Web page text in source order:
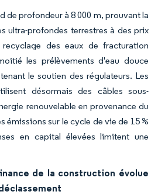
de profondeur à 8 000 m, prouvant la
ultra-profondes terrestres à des prix
des eaux de fracturation
les prélèvements d'eau douce
le soutien des régulateurs. Les
désormais des câbles sous-
renouvelable en provenance du
émissions sur le cycle de vie de 15 %
en capital élevées limitent une
de la construction évolue